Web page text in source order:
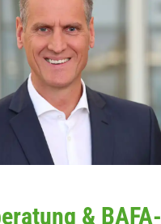
& BAFA-